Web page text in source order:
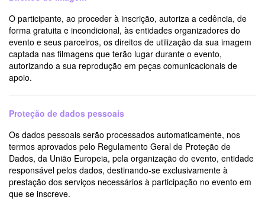
O participante, ao proceder à inscrição, autoriza a cedência, de
forma gratuita e incondicional, às entidades organizadores do
evento e seus parceiros, os direitos de utilização da sua imagem
captada nas filmagens que terão lugar durante o evento,
autorizando a sua reprodução em peças comunicacionais de
apoio.
Proteção de dados pessoais
Os dados pessoais serão processados automaticamente, nos
termos aprovados pelo Regulamento Geral de Proteção de
Dados, da União Europeia, pela organização do evento, entidade
responsável pelos dados, destinando-se exclusivamente à
prestação dos serviços necessários à participação no evento em
que se inscreve.